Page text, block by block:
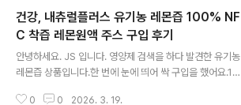
: 밀크씨슬 4가지 관리가 가능한 제품입니다. 간도 챙겨야
하고, 혈당도 챙겨야 하고 힘들어요.실은 최근 건강 건진을
하기 위해 혈압을 체크하는데 이상하게 나오고 있습니다.
측정 기계에서는 고혈압이 나오는데, 수동으로 간호사분이
측정하면 정상으로 나오고 있어요.기계 문제인가 싶기도
하면서...예전에는 기계로 측정해도 정상이었는데, 내 몸에
건강, 내츄럴플러스 유기농 레몬즙 100% NF
C 착즙 레몬원액 주스 구입 후기
안녕하세요. JS 입니다. 영양제 검색을 하다 발견한 유기농
레몬즙 상품입니다.한 번에 눈에 띄어 싹 구입을 했어요.15
0 0 2026. 3. 19.